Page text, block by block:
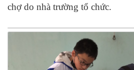
chợ do nhà trường tổ chức.